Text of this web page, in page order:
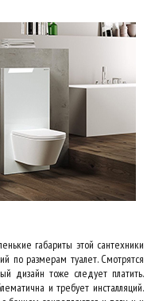
габариты этой сантехники
по размерам туалет. Смотрятся
дизайн тоже следует платить.
и требует инсталляций.